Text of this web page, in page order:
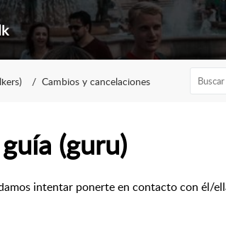
Cambios y cancelaciones
(guru)
intentar ponerte en contacto con él/